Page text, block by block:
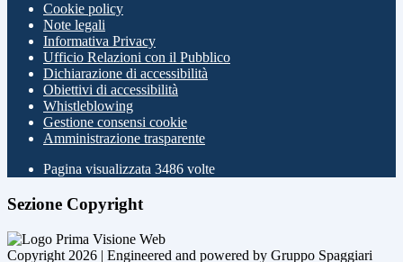
Cookie policy
Note legali
Informativa Privacy
Ufficio Relazioni con il Pubblico
Dichiarazione di accessibilità
Obiettivi di accessibilità
Whistleblowing
Gestione consensi cookie
Amministrazione trasparente
Pagina visualizzata 3486 volte
Sezione Copyright
Copyright 2026 | Engineered and powered by Gruppo Spaggiari